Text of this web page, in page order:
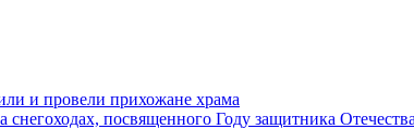
и провели прихожане храма
посвященного Году защитника Отечества